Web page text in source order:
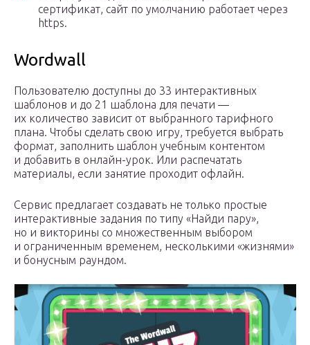
сертификат, сайт по умолчанию работает через
https.
Wordwall
Пользователю доступны до 33 интерактивных
шаблонов и до 21 шаблона для печати —
их количество зависит от выбранного тарифного
плана. Чтобы сделать свою игру, требуется выбрать
формат, заполнить шаблон учебным контентом
и добавить в онлайн-урок. Или распечатать
материалы, если занятие проходит офлайн.
Сервис предлагает создавать не только простые
интерактивные задания по типу «Найди пару»,
но и викторины со множественным выбором
и ограниченным временем, несколькими «жизнями»
и бонусным раундом.